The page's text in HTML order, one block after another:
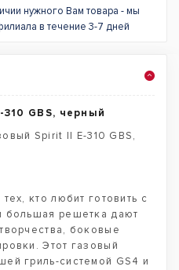
нужного Вам товара - мы
в течение 3-7 дней
GBS, черный
Spirit II E-310 GBS,
кто любит готовить с
большая решетка дают
боковые
Этот газовый
гриль-системой GS4 и